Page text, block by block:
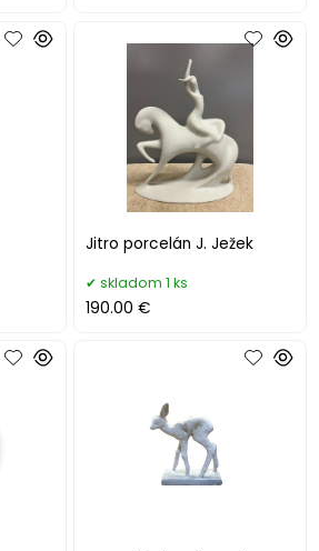
Jitro porcelán J. Ježek
skladom 1 ks
190.00 €